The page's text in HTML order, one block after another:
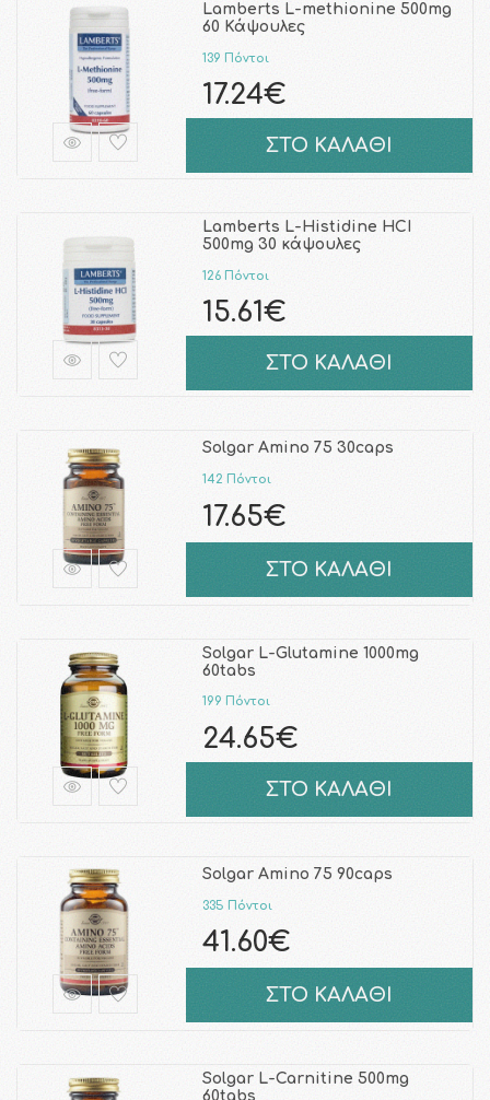
Lamberts L-methionine 500mg
60 Κάψουλες
139 Πόντοι
17.24€
ΣΤΟ ΚΑΛΑΘΙ
Lamberts L-Histidine HCI
500mg 30 κάψουλες
126 Πόντοι
15.61€
ΣΤΟ ΚΑΛΑΘΙ
Solgar Amino 75 30caps
142 Πόντοι
17.65€
ΣΤΟ ΚΑΛΑΘΙ
Solgar L-Glutamine 1000mg
60tabs
199 Πόντοι
24.65€
ΣΤΟ ΚΑΛΑΘΙ
Solgar Amino 75 90caps
335 Πόντοι
41.60€
ΣΤΟ ΚΑΛΑΘΙ
Solgar L-Carnitine 500mg
60tabs